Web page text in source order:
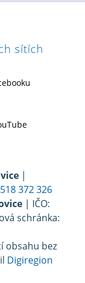
sítích
|
372 326
| IČO:
schránka:
obsahu bez
Digiregion